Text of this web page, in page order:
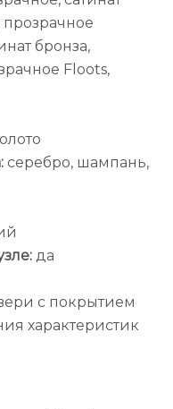
бронза,
Floots,
серебро, шампань,
да
с покрытием
характеристик